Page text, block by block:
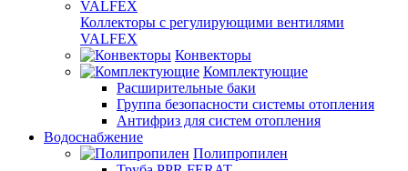
Коллекторы с регулирующими вентилями
VALFEX
Конвекторы
Комплектующие
Расширительные баки
Группа безопасности системы отопления
Антифриз для систем отопления
Водоснабжение
Полипропилен